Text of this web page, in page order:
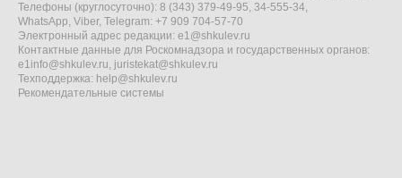
Телефоны (круглосуточно): 8 (343) 379-49-95, 34-555-34,
WhatsApp, Viber, Telegram: +7 909 704-57-70
Электронный адрес редакции: e1@shkulev.ru
Контактные данные для Роскомнадзора и государственных органов:
e1info@shkulev.ru, juristekat@shkulev.ru
Техподдержка: help@shkulev.ru
Рекомендательные системы